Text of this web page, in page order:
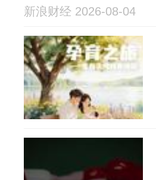
新浪财经 2026-08-04